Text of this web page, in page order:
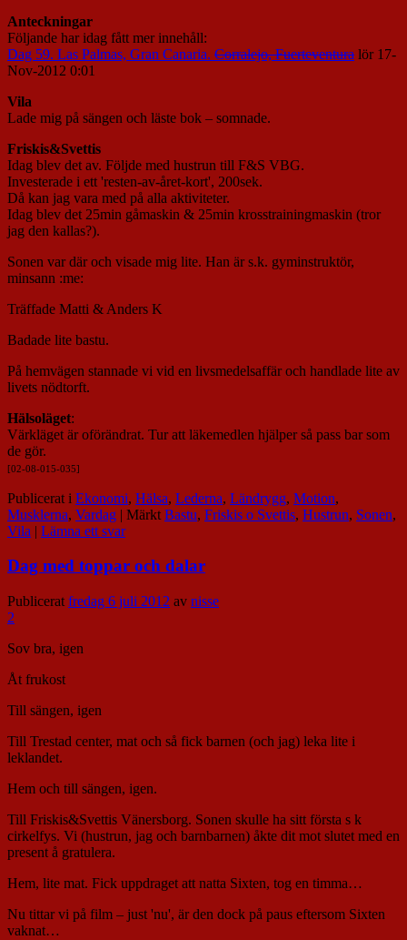
Anteckningar
Följande har idag fått mer innehåll:
Dag 59. Las Palmas, Gran Canaria. Corralejo, Fuerteventura lör 17-
Nov-2012 0:01
Vila
Lade mig på sängen och läste bok – somnade.
Friskis&Svettis
Idag blev det av. Följde med hustrun till F&S VBG.
Investerade i ett 'resten-av-året-kort', 200sek.
Då kan jag vara med på alla aktiviteter.
Idag blev det 25min gåmaskin & 25min krosstrainingmaskin (tror
jag den kallas?).
Sonen var där och visade mig lite. Han är s.k. gyminstruktör,
minsann :me:
Träffade Matti & Anders K
Badade lite bastu.
På hemvägen stannade vi vid en livsmedelsaffär och handlade lite av
livets nödtorft.
Hälsoläget:
Värkläget är oförändrat. Tur att läkemedlen hjälper så pass bar som
de gör.
[02-08-015-035]
Publicerat i Ekonomi, Hälsa, Lederna, Ländrygg, Motion,
Musklerna, Vardag | Märkt Bastu, Friskis o Svettis, Hustrun, Sonen,
Vila | Lämna ett svar
Dag med toppar och dalar
Publicerat fredag 6 juli 2012 av nisse
2
Sov bra, igen
Åt frukost
Till sängen, igen
Till Trestad center, mat och så fick barnen (och jag) leka lite i
leklandet.
Hem och till sängen, igen.
Till Friskis&Svettis Vänersborg. Sonen skulle ha sitt första s k
cirkelfys. Vi (hustrun, jag och barnbarnen) åkte dit mot slutet med en
present å gratulera.
Hem, lite mat. Fick uppdraget att natta Sixten, tog en timma…
Nu tittar vi på film – just 'nu', är den dock på paus eftersom Sixten
vaknat…